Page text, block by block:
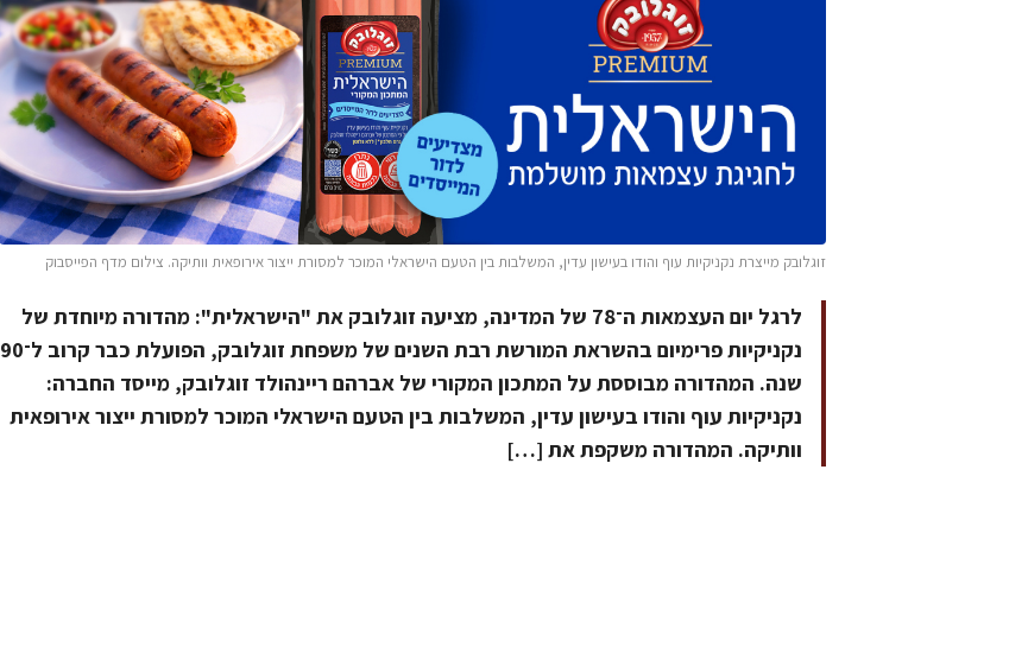
זוגלובק מייצרת נקניקיות עוף והודו בעישון עדין, המשלבות בין הטעם הישראלי המוכר למסורת ייצור אירופאית וותיקה. צילום מדף הפייסבוק
לרגל יום העצמאות ה־78 של המדינה, מציעה זוגלובק את "הישראלית": מהדורה מיוחדת של
נקניקיות פרימיום בהשראת המורשת רבת השנים של משפחת זוגלובק, הפועלת כבר קרוב ל־90
שנה. המהדורה מבוססת על המתכון המקורי של אברהם ריינהולד זוגלובק, מייסד החברה:
נקניקיות עוף והודו בעישון עדין, המשלבות בין הטעם הישראלי המוכר למסורת ייצור אירופאית
וותיקה. המהדורה משקפת את […]